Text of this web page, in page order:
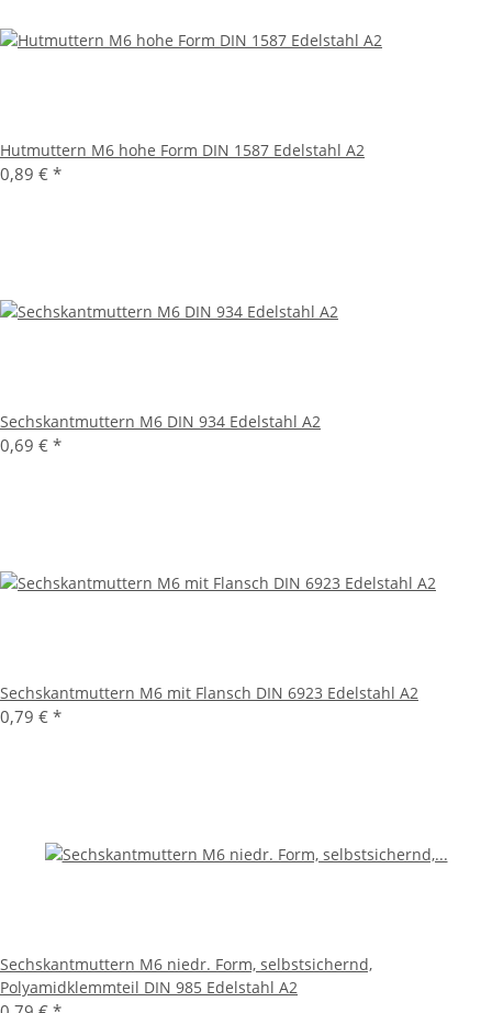
Hutmuttern M6 hohe Form DIN 1587 Edelstahl A2
0,89 € *
Sechskantmuttern M6 DIN 934 Edelstahl A2
0,69 € *
Sechskantmuttern M6 mit Flansch DIN 6923 Edelstahl A2
0,79 € *
Sechskantmuttern M6 niedr. Form, selbstsichernd,
Polyamidklemmteil DIN 985 Edelstahl A2